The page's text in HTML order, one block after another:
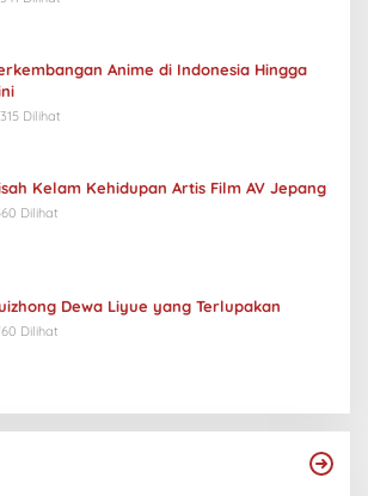
Anime di Indonesia Hingga
Dilihat
Kelam Kehidupan Artis Film AV Jepang
Dilihat
Dewa Liyue yang Terlupakan
Dilihat